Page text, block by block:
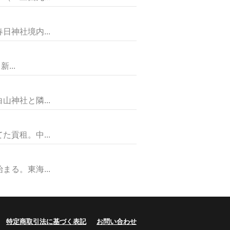
神社境内...
...
神社と隣...
租。中...
る。東海...
特定商取引法に基づく表記 お問い合わせ